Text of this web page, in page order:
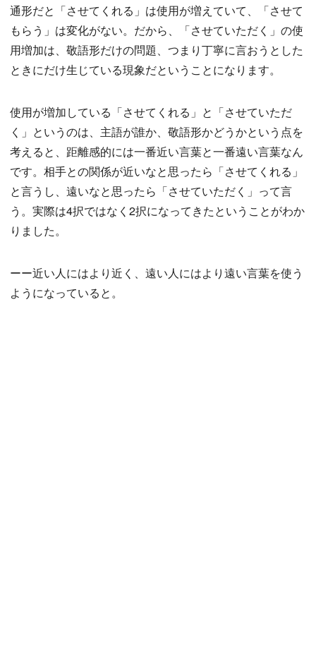
通形だと「させてくれる」は使用が増えていて、「させて
もらう」は変化がない。だから、「させていただく」の使
用増加は、敬語形だけの問題、つまり丁寧に言おうとした
ときにだけ生じている現象だということになります。
使用が増加している「させてくれる」と「させていただ
く」というのは、主語が誰か、敬語形かどうかという点を
考えると、距離感的には一番近い言葉と一番遠い言葉なん
です。相手との関係が近いなと思ったら「させてくれる」
と言うし、遠いなと思ったら「させていただく」って言
う。実際は4択ではなく2択になってきたということがわか
りました。
ーー近い人にはより近く、遠い人にはより遠い言葉を使う
ようになっていると。